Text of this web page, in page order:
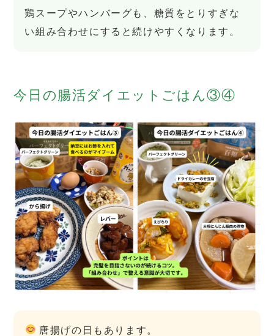
鶏スープやハンバーグも、糖質をとりすぎな
い組み合わせにすると続けやすくなります。
今日の腸活ダイエットごはん③④
唐揚げの日もあります。